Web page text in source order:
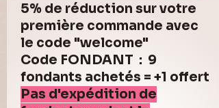
5% de réduction sur votre
première commande avec
le code "welcome"
Code FONDANT : 9
fondants achetés = +1 offert
Pas d'expédition de